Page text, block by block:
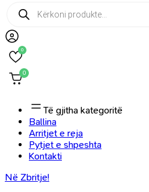
Products
search
0
0
Të gjitha kategoritë
Ballina
Arritjet e reja
Pytjet e shpeshta
Kontakti
Në Zbritje!